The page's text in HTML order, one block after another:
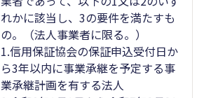
れかに該当し、3の要件を満たすも
の。（法人事業者に限る。）
1.信用保証協会の保証申込受付日か
ら3年以内に事業承継を予定する事
業承継計画を有する法人